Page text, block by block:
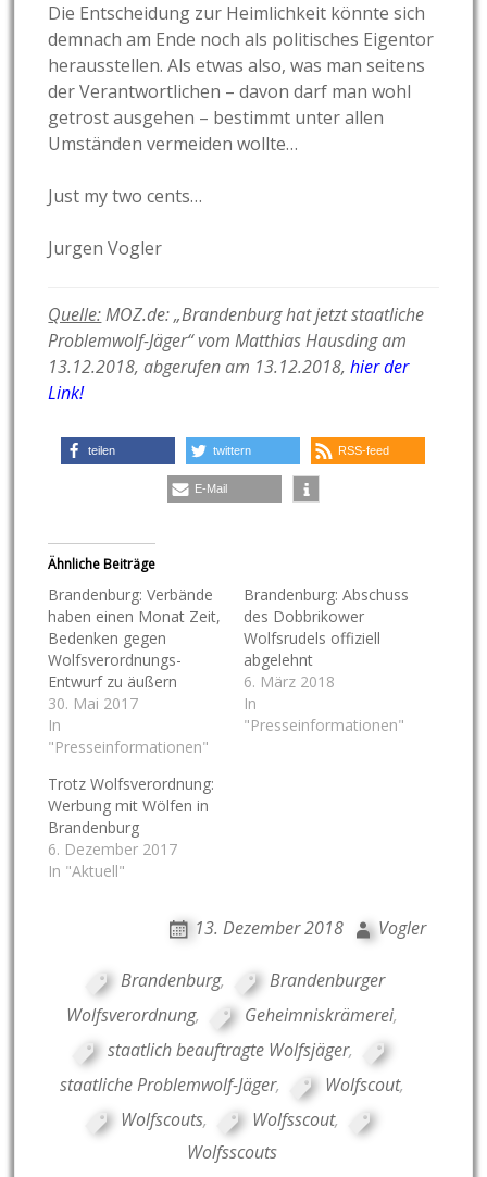
Die Entscheidung zur Heimlichkeit könnte sich
demnach am Ende noch als politisches Eigentor
herausstellen. Als etwas also, was man seitens
der Verantwortlichen – davon darf man wohl
getrost ausgehen – bestimmt unter allen
Umständen vermeiden wollte…
Just my two cents…
Jurgen Vogler
Quelle: MOZ.de: „Brandenburg hat jetzt staatliche
Problemwolf-Jäger“ vom Matthias Hausding am
13.12.2018, abgerufen am 13.12.2018, hier der
Link!
teilen twittern RSS-feed
E-Mail
Ähnliche Beiträge
Brandenburg: Verbände
haben einen Monat Zeit,
Bedenken gegen
Wolfsverordnungs-
Entwurf zu äußern
30. Mai 2017
In
"Presseinformationen"
Brandenburg: Abschuss
des Dobbrikower
Wolfsrudels offiziell
abgelehnt
6. März 2018
In
"Presseinformationen"
Trotz Wolfsverordnung:
Werbung mit Wölfen in
Brandenburg
6. Dezember 2017
In "Aktuell"
13. Dezember 2018 Vogler
Brandenburg,
Brandenburger
Wolfsverordnung, Geheimniskrämerei,
staatlich beauftragte Wolfsjäger,
staatliche Problemwolf-Jäger, Wolfscout,
Wolfscouts, Wolfsscout,
Wolfsscouts